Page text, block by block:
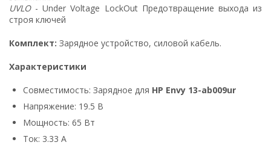
UVLO- Under Voltage LockOut Предотвращение выхода из
строя ключей
Комплект: Зарядное устройство, силовой кабель.
Характеристики
Совместимость: Зарядное для HP Envy 13-ab009ur
Напряжение: 19.5 В
Мощность: 65 Вт
Ток: 3.33 А